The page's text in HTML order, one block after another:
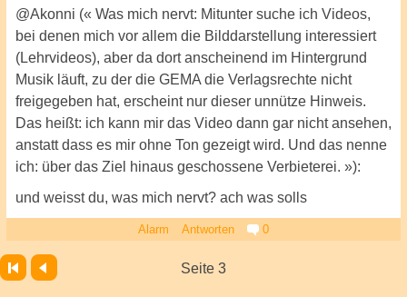
@Akonni (« Was mich nervt: Mitunter suche ich Videos,
bei denen mich vor allem die Bilddarstellung interessiert
(Lehrvideos), aber da dort anscheinend im Hintergrund
Musik läuft, zu der die GEMA die Verlagsrechte nicht
freigegeben hat, erscheint nur dieser unnütze Hinweis.
Das heißt: ich kann mir das Video dann gar nicht ansehen,
anstatt dass es mir ohne Ton gezeigt wird. Und das nenne
ich: über das Ziel hinaus geschossene Verbieterei. »):
und weisst du, was mich nervt? ach was solls
Alarm Antworten 0
Seite 3